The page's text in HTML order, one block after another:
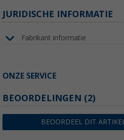
JURIDISCHE INFORMATIE
Fabrikant informatie
ONZE SERVICE
BEOORDELINGEN (2)
BEOORDEEL DIT ARTIKEL